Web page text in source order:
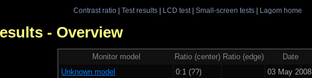
Contrast ratio| Test results| LCD test| Small-screen tests| Lagom home
- Overview
Monitor model Ratio (center) Ratio (edge)
Date
Unknown model
0:1 (??)
03 May 2008